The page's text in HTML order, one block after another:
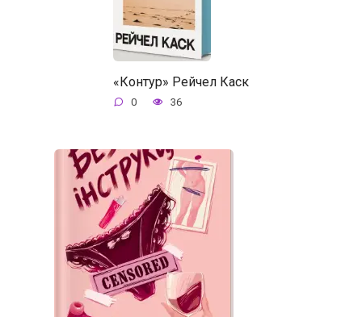
«Контур» Рейчел Каск
0 36